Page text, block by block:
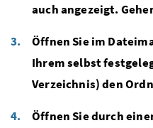
auch angezeigt.
Öffnen Sie im
Ihrem selbst
Verzeichnis) den
Öffnen Sie durch